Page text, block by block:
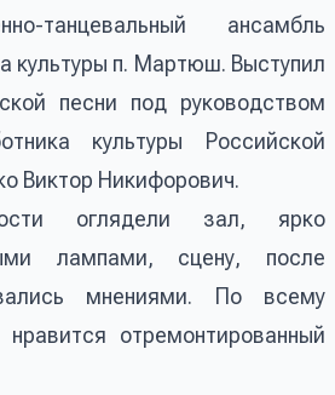
танцевальный ансамбль
культуры п. Мартюш. Выступил
песни под руководством
культуры Российской
Виктор Никифорович.
оглядели зал, ярко
лампами, сцену, после
мнениями. По всему
отремонтированный